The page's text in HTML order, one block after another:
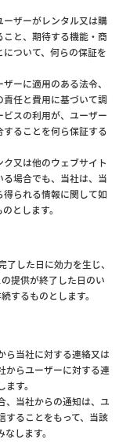
ザーがレンタル又は購
と、期待する機能・商
ついて、何らの保証を
ーに適用のある法令、
任と費用に基づいて調
スの利用が、ユーザー
ることを何ら保証する
又は他のウェブサイト
場合でも、当社は、当
られる情報に関して如
とします。
した日に効力を生じ、
提供が終了した日のい
するものとします。
ら当社に対する連絡又は
からユーザーに対する連
す。
、当社からの通知は、ユ
することをもって、当該
します。